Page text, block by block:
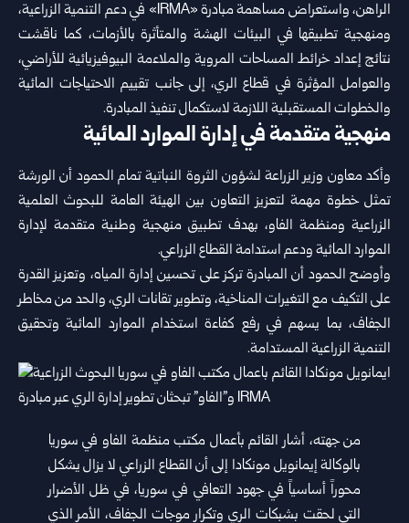
الراهن، واستعراض مساهمة مبادرة «IRMA» في دعم التنمية الزراعية،
ومنهجية تطبيقها في البيئات الهشة والمتأثرة بالأزمات، كما ناقشت
نتائج إعداد خرائط المساحات المروية والملاءمة البيوفيزيائية للأراضي،
والعوامل المؤثرة في قطاع الري، إلى جانب تقييم الاحتياجات المائية
والخطوات المستقبلية اللازمة لاستكمال تنفيذ المبادرة.
منهجية متقدمة في إدارة الموارد المائية
وأكد معاون وزير الزراعة لشؤون الثروة النباتية تمام الحمود أن الورشة
تمثل خطوة مهمة لتعزيز التعاون بين الهيئة العامة للبحوث العلمية
الزراعية ومنظمة الفاو، بهدف تطبيق منهجية وطنية متقدمة لإدارة
الموارد المائية ودعم استدامة القطاع الزراعي.
وأوضح الحمود أن المبادرة تركز على تحسين إدارة المياه، وتعزيز القدرة
على التكيف مع التغيرات المناخية، وتطوير تقانات الري، والحد من مخاطر
الجفاف، بما يسهم في رفع كفاءة استخدام الموارد المائية وتحقيق
التنمية الزراعية المستدامة.
من جهته، أشار القائم بأعمال مكتب منظمة الفاو في سوريا
بالوكالة إيمانويل مونكادا إلى أن القطاع الزراعي لا يزال يشكل
محوراً أساسياً في جهود التعافي في سوريا، في ظل الأضرار
التي لحقت بشبكات الري وتكرار موجات الجفاف، الأمر الذي